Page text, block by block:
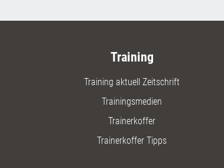
Training
Training aktuell Zeitschrift
Trainingsmedien
Trainerkoffer
Trainerkoffer Tipps